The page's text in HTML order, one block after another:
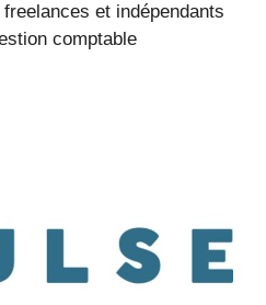
et indépendants
comptable